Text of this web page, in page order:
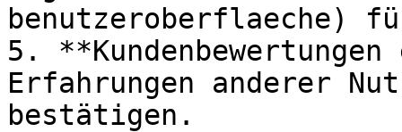
5.
Erfahrungen anderer
bestätigen.